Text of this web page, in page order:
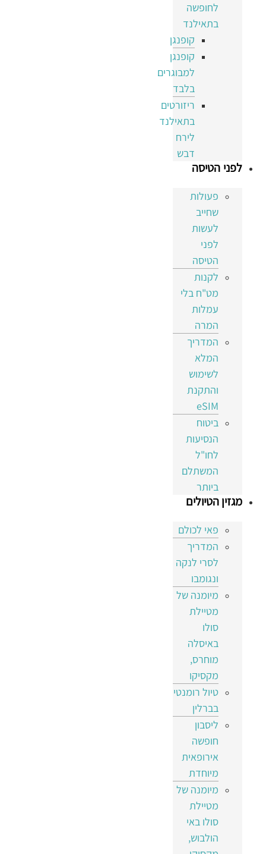
לחופשה
בתאילנד
קופנגן
קופנגן
למבוגרים
בלבד
ריזורטים
בתאילנד
לירח
דבש
לפני הטיסה
פעולות
שחייב
לעשות
לפני
הטיסה
לקנות
מט"ח בלי
עמלות
המרה
המדריך
המלא
לשימוש
והתקנת
eSIM
ביטוח
הנסיעות
לחו"ל
המשתלם
ביותר
מגזין הטיולים
פאי לכולם
המדריך
לסרי לנקה
ונגומבו
מיומנה של
מטיילת
סולו
באיסלה
מוחרס,
מקסיקו
טיול רומנטי
בברלין
ליסבון
חופשה
אירופאית
מיוחדת
מיומנה של
מטיילת
סולו באי
הולבוש,